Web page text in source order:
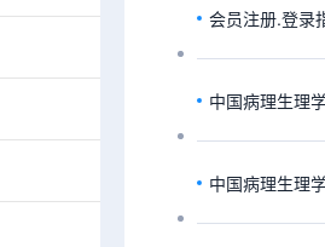
会员注册.登录
中国病理生理
中国病理生理